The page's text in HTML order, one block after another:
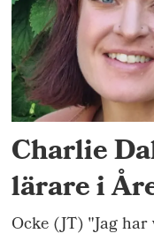
Charlie
lärare i
Ocke (JT) "Jag